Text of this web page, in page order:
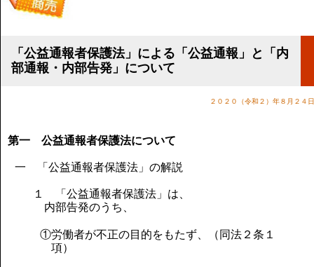
顧問契約について
気をつけたい法律のポイント
武田正男の独り言
「公益通報者保護法」による「公益通報」と「内
部通報・内部告発」について
２０２０（令和２）年８月２４日
第一 公益通報者保護法について
一 「公益通報者保護法」の解説
１ 「公益通報者保護法」は、
内部告発のうち、
①労働者が不正の目的をもたず、（同法２条１
項）